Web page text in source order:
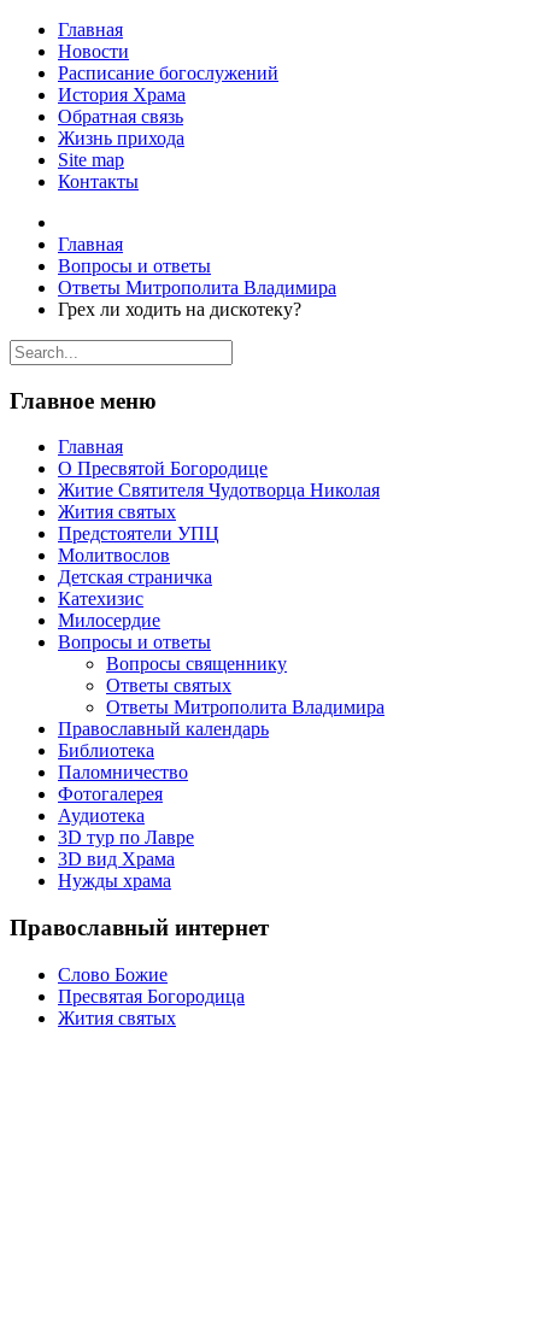
Главная
Новости
Расписание богослужений
История Храма
Обратная связь
Жизнь прихода
Site map
Контакты
Главная
Вопросы и ответы
Ответы Митрополита Владимира
Грех ли ходить на дискотеку?
Главное меню
Главная
О Пресвятой Богородице
Житие Святителя Чудотворца Николая
Жития святых
Предстоятели УПЦ
Молитвослов
Детская страничка
Катехизис
Милосердие
Вопросы и ответы
Вопросы священнику
Ответы святых
Ответы Митрополита Владимира
Православный календарь
Библиотека
Паломничество
Фотогалерея
Аудиотека
3D тур по Лавре
3D вид Храма
Нужды храма
Православный интернет
Слово Божие
Пресвятая Богородица
Жития святых